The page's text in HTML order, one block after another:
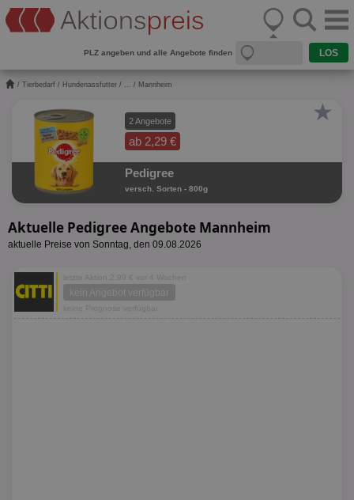
PLZ angeben und alle Angebote finden
/ Tierbedarf / Hundenassfutter / ... / Mannheim
2 Angebote
ab 2,29 €
★
Pedigree
versch. Sorten - 800g
Aktuelle Pedigree Angebote Mannheim
aktuelle Preise von Sonntag, den 09.08.2026
letzte Aktion 2,99 € vor 4 Wochen
kein Angebot verfügbar
keine Prognose verfügbar